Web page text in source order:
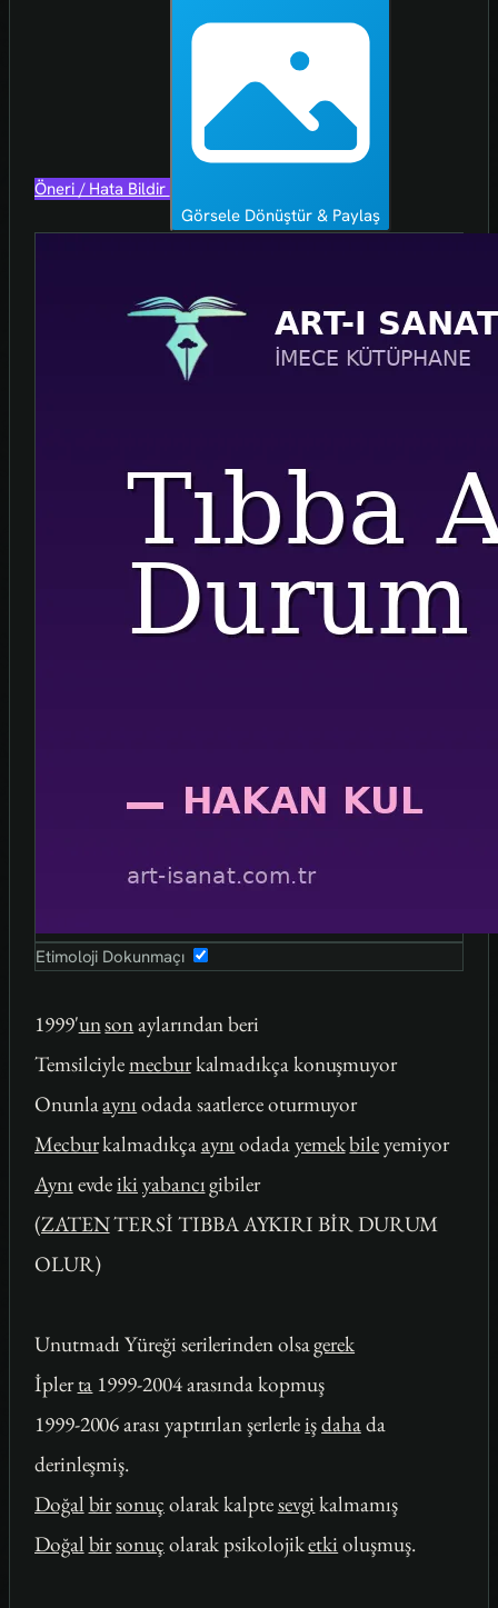
Öneri / Hata Bildir
Görsele Dönüştür & Paylaş
Etimoloji Dokunmaçı
1999'unsonaylarından beri
Temsilciylemecburkalmadıkça konuşmuyor
Onunlaaynı odada saatlerce oturmuyor
Mecburkalmadıkçaaynı odadayemekbileyemiyor
Aynı evdeiki yabancıgibiler
(ZATENTERSİ TIBBA AYKIRI BİR DURUM
OLUR)
Unutmadı Yüreği serilerinden olsagerek
İplerta 1999-2004 arasında kopmuş
1999-2006 arası yaptırılan şerlerleişdahada
derinleşmiş.
Doğal birsonuç olarak kalptesevgi kalmamış
Doğal birsonuç olarak psikolojiketki oluşmuş.